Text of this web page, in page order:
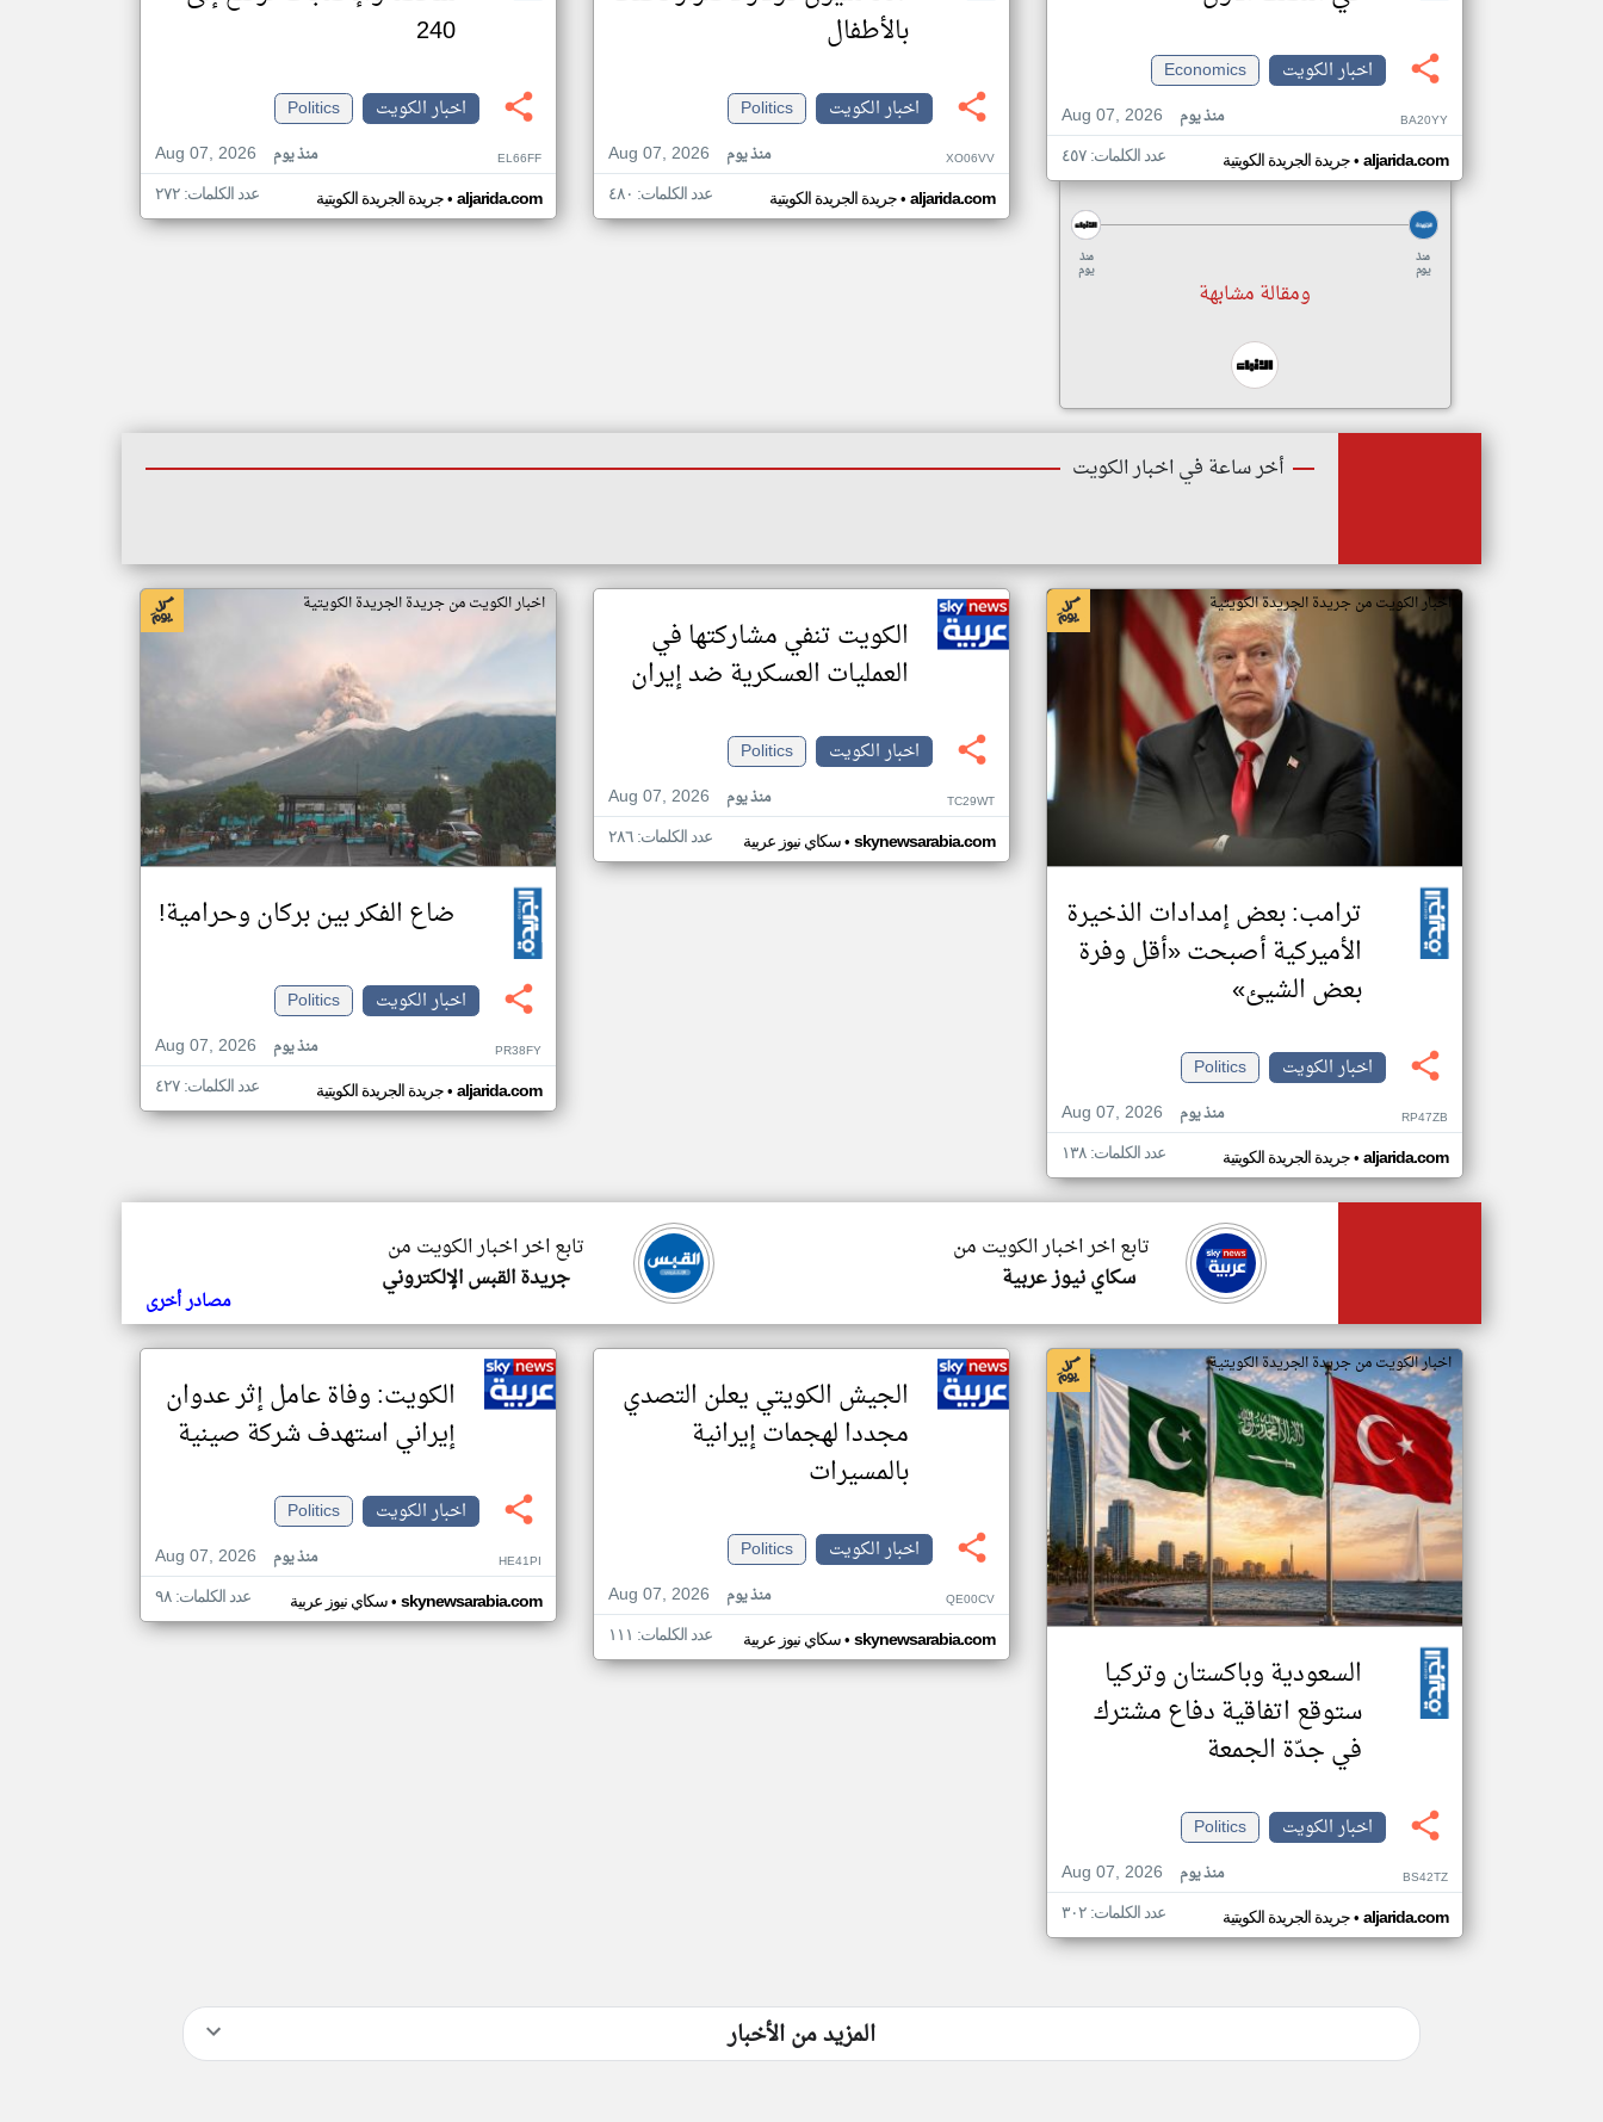
اخبار الكويت
Economics
Aug 07, 2026
منذ يوم BA20YY
جريدة الجريدة الكويتية• aljarida.com عدد الكلمات: ٤٥٧
منذ
يوم
منذ
يوم
ومقالة مشابهة
بالأطفال
اخبار الكويت
Politics
Aug 07, 2026
منذ يوم XO06VV
جريدة الجريدة الكويتية• aljarida.com عدد الكلمات: ٤٨٠
240
اخبار الكويت
Politics
Aug 07, 2026
منذ يوم EL66FF
جريدة الجريدة الكويتية• aljarida.com عدد الكلمات: ٢٧٢
أخر ساعة في اخبار الكويت
اخبار الكويت من جريدة الجريدة الكويتية
ترامب: بعض إمدادات الذخيرة
الأميركية أصبحت «أقل وفرة
بعض الشيئ»
اخبار الكويت
Politics
Aug 07, 2026
منذ يوم RP47ZB
جريدة الجريدة الكويتية• aljarida.com عدد الكلمات: ١٣٨
الكويت تنفي مشاركتها في
العمليات العسكرية ضد إيران
اخبار الكويت
Politics
Aug 07, 2026
منذ يوم TC29WT
سكاي نيوز عربية• skynewsarabia.com عدد الكلمات: ٢٨٦
اخبار الكويت من جريدة الجريدة الكويتية
ضاع الفكر بين بركان وحرامية!
اخبار الكويت
Politics
Aug 07, 2026
منذ يوم PR38FY
جريدة الجريدة الكويتية• aljarida.com عدد الكلمات: ٤٢٧
تابع اخر اخبار الكويت من
جريدة القبس الإلكتروني
تابع اخر اخبار الكويت من
سكاي نيوز عربية
مصادر أخرى
اخبار الكويت من جريدة الجريدة الكويتية
السعودية وباكستان وتركيا
ستوقع اتفاقية دفاع مشترك
في جدّة الجمعة
اخبار الكويت
Politics
Aug 07, 2026
منذ يوم BS42TZ
جريدة الجريدة الكويتية• aljarida.com عدد الكلمات: ٣٠٢
الجيش الكويتي يعلن التصدي
مجددا لهجمات إيرانية
بالمسيرات
اخبار الكويت
Politics
Aug 07, 2026
منذ يوم QE00CV
سكاي نيوز عربية• skynewsarabia.com عدد الكلمات: ١١١
الكويت: وفاة عامل إثر عدوان
إيراني استهدف شركة صينية
اخبار الكويت
Politics
Aug 07, 2026
منذ يوم HE41PI
سكاي نيوز عربية• skynewsarabia.com عدد الكلمات: ٩٨
المزيد من الأخبار